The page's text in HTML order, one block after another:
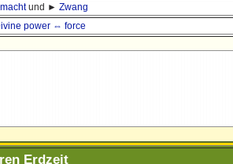
und ►Zwang
power ⇔ force
Erdzeit